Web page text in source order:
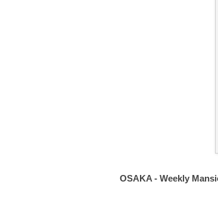
OSAKA - Weekly